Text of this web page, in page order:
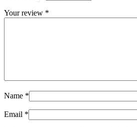
Your review *
Name *
Email *